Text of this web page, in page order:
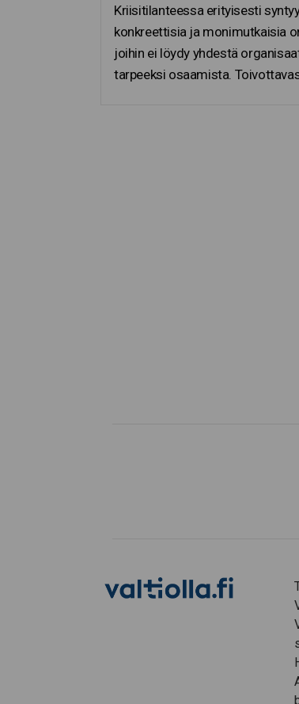
Kriisitilanteessa erityisesti
konkreettisia ja monimutkaisia
joihin ei löydy yhdestä
tarpeeksi osaamista.